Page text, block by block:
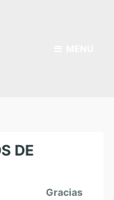
DE
Gracias